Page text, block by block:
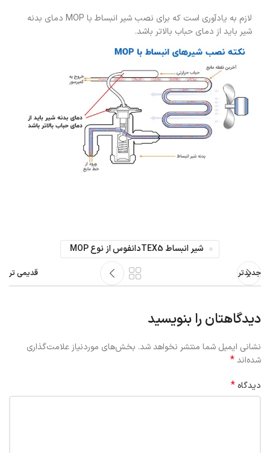
لازم به یادآوری است که برای نصب شیر انبساط با MOP دمای بدنه
شیر باید از دمای حباب بالاتر باشد.
شیر انبساط TEX5دانفوس از نوع MOP
جدیدتر قدیمی تر
دیدگاهتان را بنویسید
نشانی ایمیل شما منتشر نخواهد شد. بخش‌های موردنیاز علامت‌گذاری
شده‌اند*
دیدگاه *